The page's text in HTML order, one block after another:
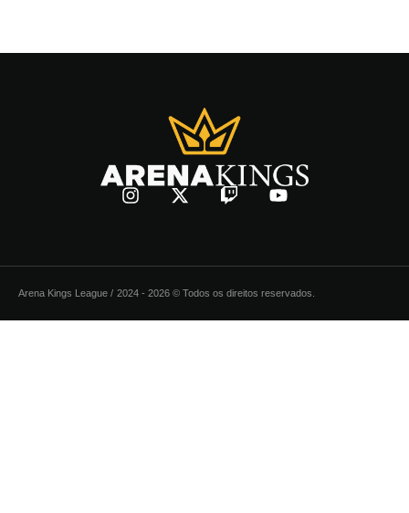
Arena Kings League / 2024 - 2026 © Todos os direitos reservados.